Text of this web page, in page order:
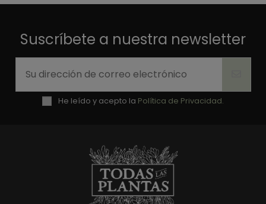
Suscríbete a nuestra newsletter
He leído y acepto la Política de Privacidad.